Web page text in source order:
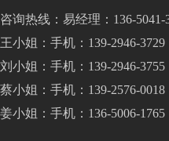
咨询热线：易经理：136-5041-
王小姐：手机：139-2946-
刘小姐：手机：139-2946-
蔡小姐：手机：139-2576-
姜小姐：手机：136-5006-